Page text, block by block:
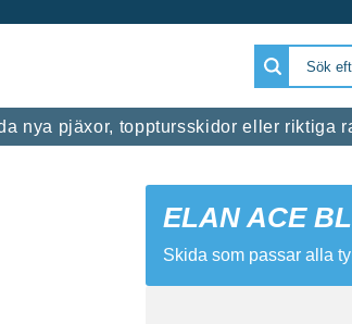
nya pjäxor, topptursskidor eller riktiga
ELAN ACE
Skida som passar alla